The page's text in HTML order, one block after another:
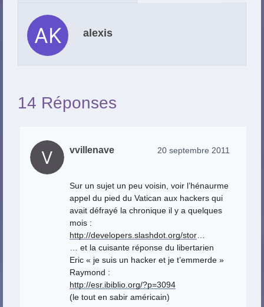
alexis
14 Réponses
vvillenave 20 septembre 2011
Sur un sujet un peu voisin, voir l’hénaurme
appel du pied du Vatican aux hackers qui
avait défrayé la chronique il y a quelques
mois :
http://developers.slashdot.org/stor
… et la cuisante réponse du libertarien
Eric « je suis un hacker et je t’emmerde »
Raymond :
http://esr.ibiblio.org/?p=3094
(le tout en sabir américain)